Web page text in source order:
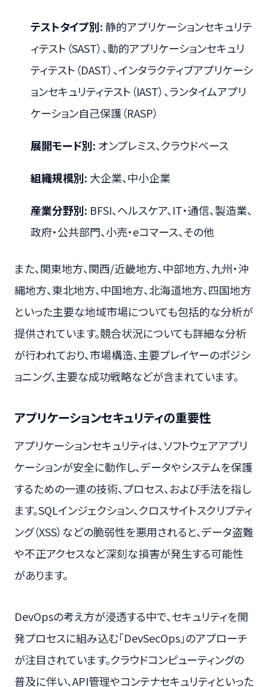
テストタイプ別:静的アプリケーションセキュリテ
ィテスト（SAST）、動的アプリケーションセキュリ
ティテスト（DAST）、インタラクティブアプリケーシ
ョンセキュリティテスト（IAST）、ランタイムアプリ
ケーション自己保護（RASP）
展開モード別: オンプレミス、クラウドベース
組織規模別: 大企業、中小企業
産業分野別: BFSI、ヘルスケア、IT・通信、製造業、
政府・公共部門、小売・eコマース、その他
また、関東地方、関西/近畿地方、中部地方、九州・沖
縄地方、東北地方、中国地方、北海道地方、四国地方
といった主要な地域市場についても包括的な分析が
提供されています。競合状況についても詳細な分析
が行われており、市場構造、主要プレイヤーのポジシ
ョニング、主要な成功戦略などが含まれています。
アプリケーションセキュリティの重要性
アプリケーションセキュリティは、ソフトウェアアプリ
ケーションが安全に動作し、データやシステムを保護
するための一連の技術、プロセス、および手法を指し
ます。SQLインジェクション、クロスサイトスクリプティ
ング（XSS）などの脆弱性を悪用されると、データ盗難
や不正アクセスなど深刻な損害が発生する可能性
があります。
DevOpsの考え方が浸透する中で、セキュリティを開
発プロセスに組み込む「DevSecOps」のアプローチ
が注目されています。クラウドコンピューティングの
普及に伴い、API管理やコンテナセキュリティといった